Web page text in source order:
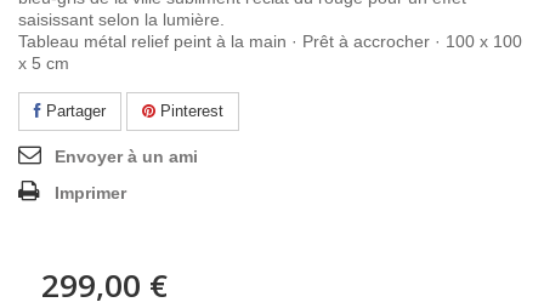
saisissant selon la lumière.
Tableau métal relief peint à la main · Prêt à accrocher · 100 x 100
x 5 cm
Partager Pinterest
Envoyer à un ami
Imprimer
299,00 €